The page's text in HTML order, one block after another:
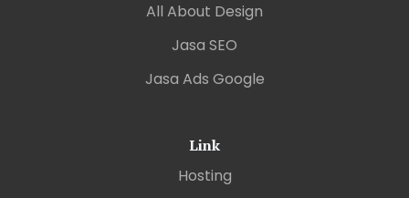
All About Design
Jasa SEO
Jasa Ads Google
Link
Hosting